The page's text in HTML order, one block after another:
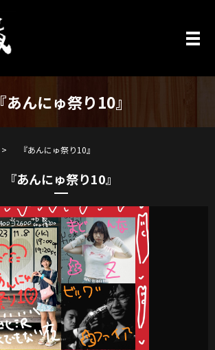
『あんにゅ祭り10』
『あんにゅ祭り10』
『あんにゅ祭り10』